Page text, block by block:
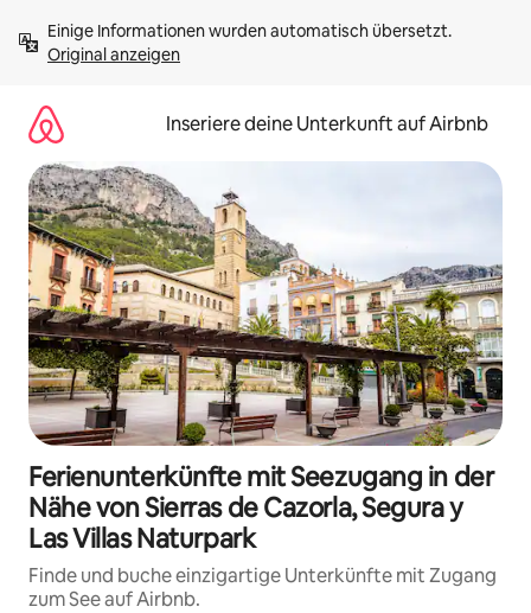
Inhalten
springenOriginal anzeigen
Inseriere deine Unterkunft auf Airbnb
Ferienunterkünfte mit Seezugang in der
Nähe von Sierras de Cazorla, Segura y
Las Villas Naturpark
Finde und buche einzigartige Unterkünfte mit Zugang
zum See auf Airbnb.